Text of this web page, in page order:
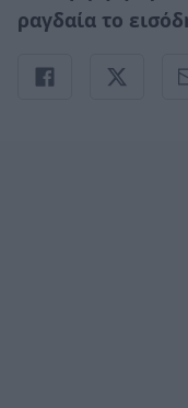
ραγδαία το